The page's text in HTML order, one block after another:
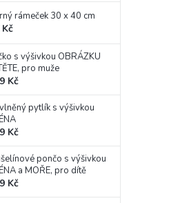
rámeček 30 x 40 cm
s výšivkou OBRÁZKU
pro muže
Kč
pytlík s výšivkou
Kč
pončo s výšivkou
a MOŘE, pro dítě
Kč